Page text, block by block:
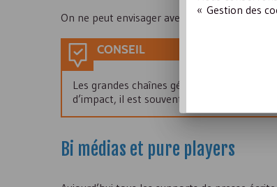
On ne peut envisager avec elles que de
CONSEIL
Les grandes chaînes généralistes sont
d’impact, il est souvent intéressant de se
Bi médias et pure players
« Gestion des